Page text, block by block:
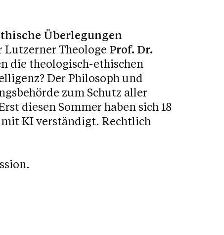
Überlegungen
Theologe Prof. Dr.
die theologisch-ethischen
Der Philosoph und
zum Schutz aller
diesen Sommer haben sich 18
KI verständigt. Rechtlich